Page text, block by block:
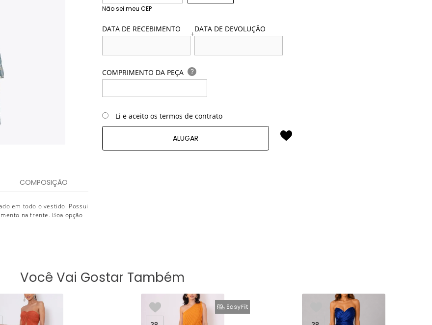
COMPOSIÇÃO
em todo o vestido. Possui
na frente. Boa opção
Não sei meu CEP
DATA DE RECEBIMENTO +DATA DE DEVOLUÇÃO
COMPRIMENTO DA PEÇA ?
Li e aceito os termos de contrato
ALUGAR
Você Vai Gostar Também